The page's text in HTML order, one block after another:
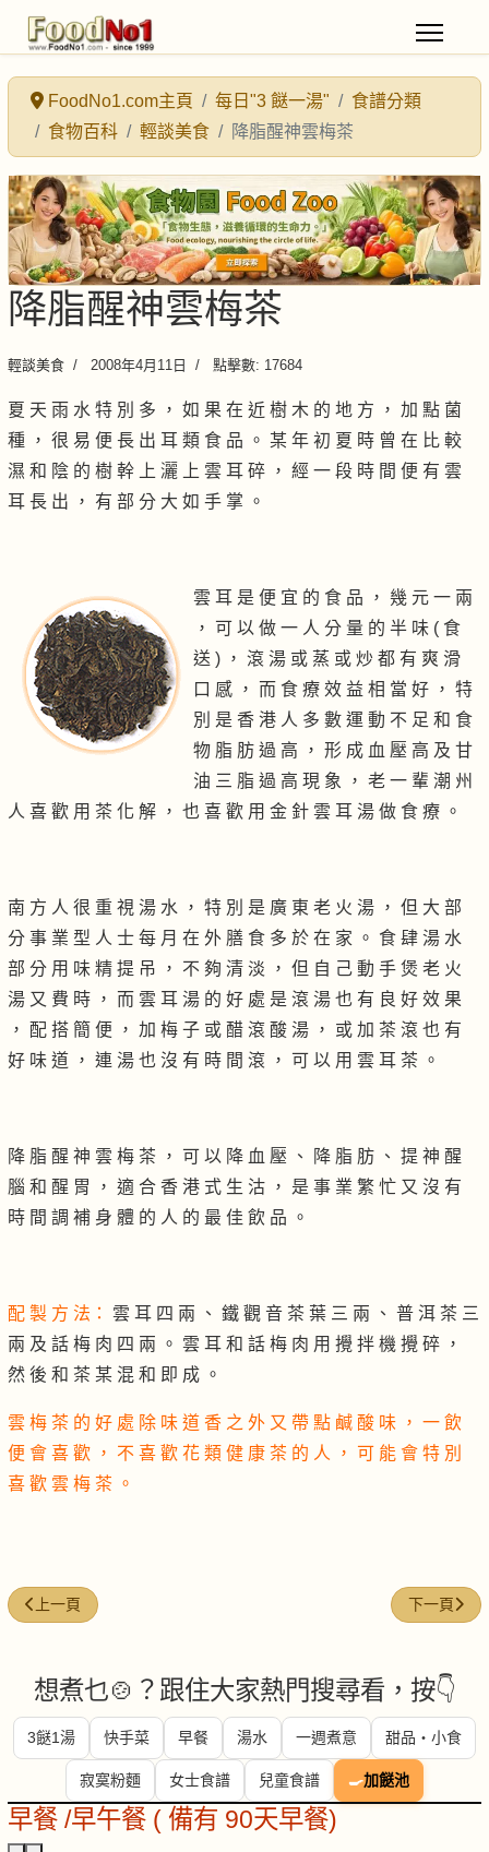
FoodNo1.com主頁 每日"3 餸一湯"
食譜分類
食物百科
輕談美食 降脂醒神雲梅茶
降脂醒神雲梅茶
輕談美食 2008年4月11日 點擊數: 17684
夏 天 雨 水 特 別 多 ， 如 果 在 近 樹 木 的 地 方 ， 加 點 菌
種 ， 很 易 便 長 出 耳 類 食 品 。 某 年 初 夏 時 曾 在 比 較
濕 和 陰 的 樹 幹 上 灑 上 雲 耳 碎 ， 經 一 段 時 間 便 有 雲
耳 長 出 ， 有 部 分 大 如 手 掌 。
雲 耳 是 便 宜 的 食 品 ， 幾 元 一 兩
， 可 以 做 一 人 分 量 的 半 味 ( 食
送 ) ， 滾 湯 或 蒸 或 炒 都 有 爽 滑
口 感 ， 而 食 療 效 益 相 當 好 ， 特
別 是 香 港 人 多 數 運 動 不 足 和 食
物 脂 肪 過 高 ， 形 成 血 壓 高 及 甘
油 三 脂 過 高 現 象 ， 老 一 輩 潮 州
人 喜 歡 用 茶 化 解 ， 也 喜 歡 用 金 針 雲 耳 湯 做 食 療 。
南 方 人 很 重 視 湯 水 ， 特 別 是 廣 東 老 火 湯 ， 但 大 部
分 事 業 型 人 士 每 月 在 外 膳 食 多 於 在 家 。 食 肆 湯 水
部 分 用 味 精 提 吊 ， 不 夠 清 淡 ， 但 自 己 動 手 煲 老 火
湯 又 費 時 ， 而 雲 耳 湯 的 好 處 是 滾 湯 也 有 良 好 效 果
， 配 搭 簡 便 ， 加 梅 子 或 醋 滾 酸 湯 ， 或 加 茶 滾 也 有
好 味 道 ， 連 湯 也 沒 有 時 間 滾 ， 可 以 用 雲 耳 茶 。
降 脂 醒 神 雲 梅 茶 ， 可 以 降 血 壓 、 降 脂 肪 、 提 神 醒
腦 和 醒 胃 ， 適 合 香 港 式 生 沽 ， 是 事 業 繁 忙 又 沒 有
時 間 調 補 身 體 的 人 的 最 佳 飲 品 。
配 製 方 法： 雲 耳 四 兩 、 鐵 觀 音 茶 葉 三 兩 、 普 洱 茶 三
兩 及 話 梅 肉 四 兩 。 雲 耳 和 話 梅 肉 用 攪 拌 機 攪 碎 ，
然 後 和 茶 某 混 和 即 成 。
雲 梅 茶 的 好 處 除 味 道 香 之 外 又 帶 點 鹹 酸 味 ， 一 飲
便 會 喜 歡 ， 不 喜 歡 花 類 健 康 茶 的 人 ， 可 能 會 特 別
喜 歡 雲 梅 茶 。
上一篇文章: 飯後茶減肥法
上一頁 下一篇文章
下一頁
想煮乜🍲？跟住大家熱門搜尋看，按👇
3餸1湯 快手菜 早餐 湯水 一週煮意 甜品・小食
寂寞粉麵 女士食譜 兒童食譜 🍳加餸池
早餐 /早午餐 ( 備有 90天早餐)